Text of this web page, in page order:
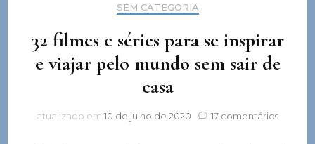
SEM CATEGORIA
32 filmes e séries para se inspirar
e viajar pelo mundo sem sair de
casa
atualizado em 10 de julho de 2020 17 comentáriosem